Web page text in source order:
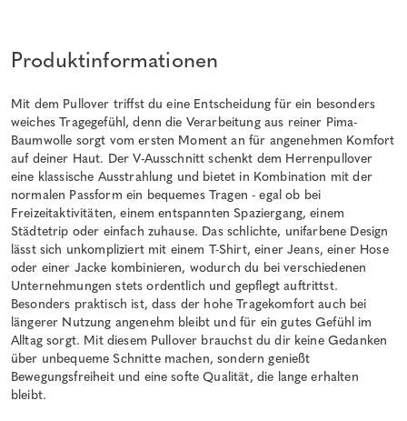
Produktinformationen
Mit dem Pullover triffst du eine Entscheidung für ein besonders
weiches Tragegefühl, denn die Verarbeitung aus reiner Pima-
Baumwolle sorgt vom ersten Moment an für angenehmen Komfort
auf deiner Haut. Der V-Ausschnitt schenkt dem Herrenpullover
eine klassische Ausstrahlung und bietet in Kombination mit der
normalen Passform ein bequemes Tragen - egal ob bei
Freizeitaktivitäten, einem entspannten Spaziergang, einem
Städtetrip oder einfach zuhause. Das schlichte, unifarbene Design
lässt sich unkompliziert mit einem T-Shirt, einer Jeans, einer Hose
oder einer Jacke kombinieren, wodurch du bei verschiedenen
Unternehmungen stets ordentlich und gepflegt auftrittst.
Besonders praktisch ist, dass der hohe Tragekomfort auch bei
längerer Nutzung angenehm bleibt und für ein gutes Gefühl im
Alltag sorgt. Mit diesem Pullover brauchst du dir keine Gedanken
über unbequeme Schnitte machen, sondern genießt
Bewegungsfreiheit und eine softe Qualität, die lange erhalten
bleibt.